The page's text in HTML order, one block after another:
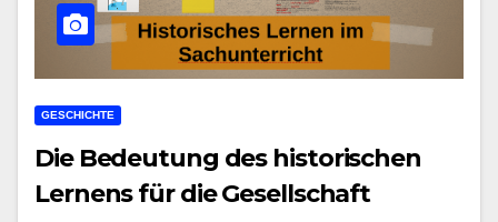
GESCHICHTE
Die Bedeutung des historischen
Lernens für die Gesellschaft